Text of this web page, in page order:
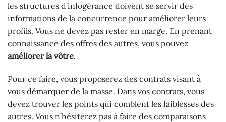
les structures d’infogérance doivent se servir des
informations de la concurrence pour améliorer leurs
profils. Vous ne devez pas rester en marge. En prenant
connaissance des offres des autres, vous pouvez
améliorer la vôtre.
Pour ce faire, vous proposerez des contrats visant à
vous démarquer de la masse. Dans vos contrats, vous
devez trouver les points qui comblent les faiblesses des
autres. Vous n’hésiterez pas à faire des comparaisons